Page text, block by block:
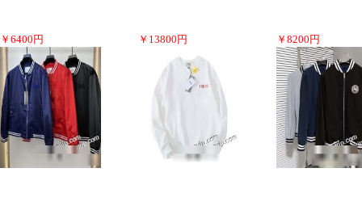
￥ 6400 円 ￥ 13800 円 ￥ 8200 円